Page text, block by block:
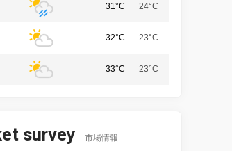
31°C 24°C
32°C 23°C
33°C 23°C
survey 市場情報